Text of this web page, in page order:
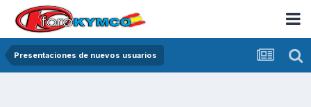
Presentaciones de nuevos usuarios